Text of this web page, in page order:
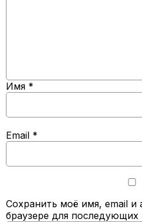
Имя *
Email *
Сохранить моё имя, email и
браузере для